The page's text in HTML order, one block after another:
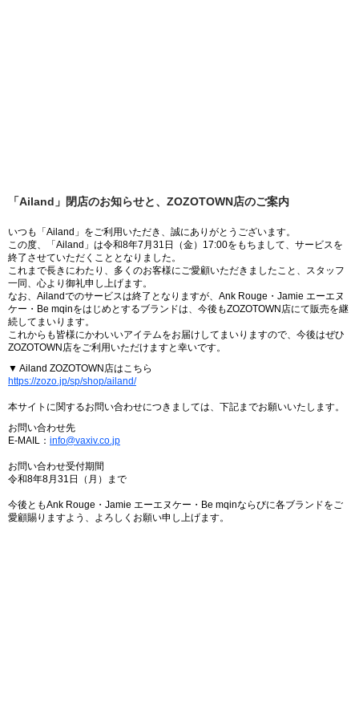
「Ailand」閉店のお知らせと、ZOZOTOWN店のご案内
いつも「Ailand」をご利用いただき、誠にありがとうございます。
この度、「Ailand」は令和8年7月31日（金）17:00をもちまして、サービスを
終了させていただくこととなりました。
これまで長きにわたり、多くのお客様にご愛顧いただきましたこと、スタッフ
一同、心より御礼申し上げます。
なお、Ailandでのサービスは終了となりますが、Ank Rouge・Jamie エーエヌ
ケー・Be mqinをはじめとするブランドは、今後もZOZOTOWN店にて販売を継
続してまいります。
これからも皆様にかわいいアイテムをお届けしてまいりますので、今後はぜひ
ZOZOTOWN店をご利用いただけますと幸いです。
▼ Ailand ZOZOTOWN店はこちら
https://zozo.jp/sp/shop/ailand/
本サイトに関するお問い合わせにつきましては、下記までお願いいたします。
お問い合わせ先
E-MAIL： info@vaxiv.co.jp
お問い合わせ受付期間
令和8年8月31日（月）まで
今後ともAnk Rouge・Jamie エーエヌケー・Be mqinならびに各ブランドをご
愛顧賜りますよう、よろしくお願い申し上げます。